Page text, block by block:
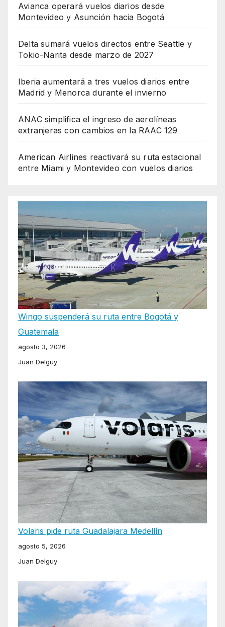
Avianca operará vuelos diarios desde
Montevideo y Asunción hacia Bogotá
Delta sumará vuelos directos entre Seattle y
Tokio-Narita desde marzo de 2027
Iberia aumentará a tres vuelos diarios entre
Madrid y Menorca durante el invierno
ANAC simplifica el ingreso de aerolíneas
extranjeras con cambios en la RAAC 129
American Airlines reactivará su ruta estacional
entre Miami y Montevideo con vuelos diarios
Wingo suspenderá su ruta entre Bogotá y
Guatemala
agosto 3, 2026
Juan Delguy
Volaris pide ruta Guadalajara Medellín
agosto 5, 2026
Juan Delguy